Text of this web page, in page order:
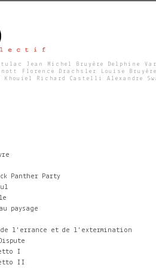
Jean Michel Bruyère Delphine
Florence Drachsler Louise
Khouiel Richard Castelli Alexandre
Panther Party
paysage
l'errance et de l'extermination
I
II